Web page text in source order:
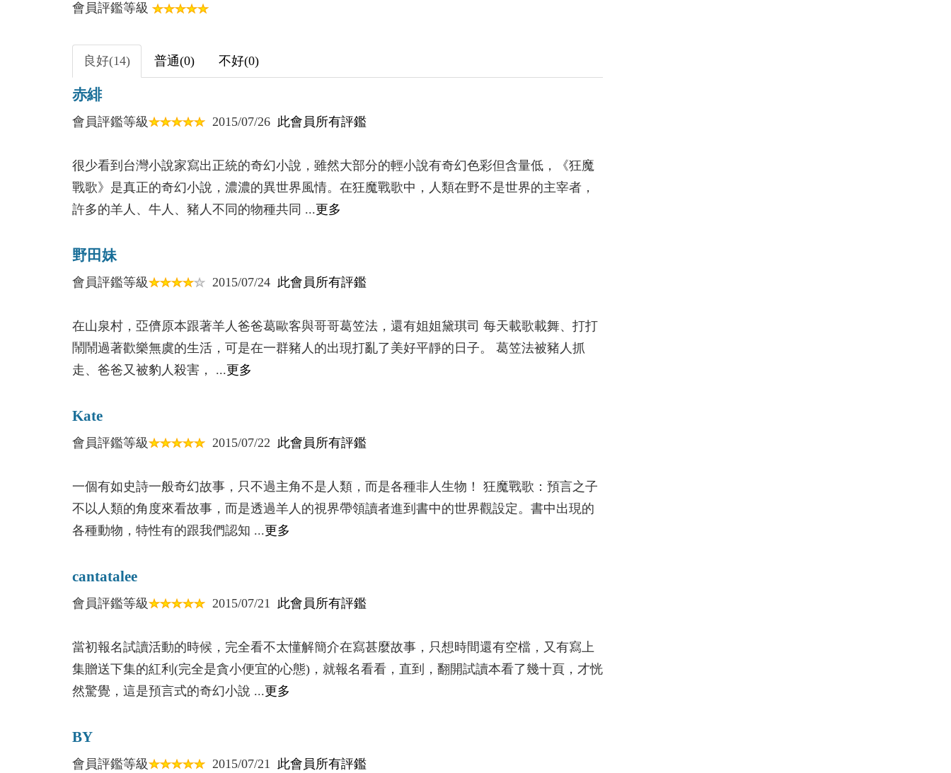
第八章 夢中
第十章 瘋狂邊緣
第十一章 漂流的血脈
第十二章 扭曲世界的陰影
第十三章 狂魔序曲
寫在終焉之谷
會員評鑑等級
良好(14) 普通(0) 不好(0)
赤緋
會員評鑑等級 2015/07/26 此會員所有評鑑
很少看到台灣小說家寫出正統的奇幻小說，雖然大部分的輕小說有奇幻色彩但含量低，《狂魔
戰歌》是真正的奇幻小說，濃濃的異世界風情。在狂魔戰歌中，人類在野不是世界的主宰者，
許多的羊人、牛人、豬人不同的物種共同 ...更多
野田妹
會員評鑑等級 2015/07/24 此會員所有評鑑
在山泉村，亞儕原本跟著羊人爸爸葛歐客與哥哥葛笠法，還有姐姐黛琪司 每天載歌載舞、打打
鬧鬧過著歡樂無虞的生活，可是在一群豬人的出現打亂了美好平靜的日子。 葛笠法被豬人抓
走、爸爸又被豹人殺害， ...更多
Kate
會員評鑑等級 2015/07/22 此會員所有評鑑
一個有如史詩一般奇幻故事，只不過主角不是人類，而是各種非人生物！ 狂魔戰歌：預言之子
不以人類的角度來看故事，而是透過羊人的視界帶領讀者進到書中的世界觀設定。書中出現的
各種動物，特性有的跟我們認知 ...更多
cantatalee
會員評鑑等級 2015/07/21 此會員所有評鑑
當初報名試讀活動的時候，完全看不太懂解簡介在寫甚麼故事，只想時間還有空檔，又有寫上
集贈送下集的紅利(完全是貪小便宜的心態)，就報名看看，直到，翻開試讀本看了幾十頁，才恍
然驚覺，這是預言式的奇幻小說 ...更多
BY
會員評鑑等級 2015/07/21 此會員所有評鑑